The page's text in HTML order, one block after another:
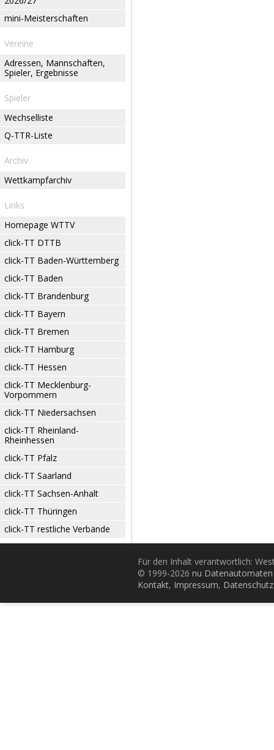
mini-Meisterschaften
Vereine
Adressen, Mannschaften,
Spieler, Ergebnisse
Spieler
Wechselliste
Q-TTR-Liste
Archiv
Wettkampfarchiv
Links
Homepage WTTV
click-TT DTTB
click-TT Baden-Württemberg
click-TT Baden
click-TT Brandenburg
click-TT Bayern
click-TT Bremen
click-TT Hamburg
click-TT Hessen
click-TT Mecklenburg-
Vorpommern
click-TT Niedersachsen
click-TT Rheinland-
Rheinhessen
click-TT Pfalz
click-TT Saarland
click-TT Sachsen-Anhalt
click-TT Thüringen
click-TT restliche Verbände
Für den Inhalt verantwortlich:
© 1999-2026 nu
Kontakt, Impressum, Datenschutz